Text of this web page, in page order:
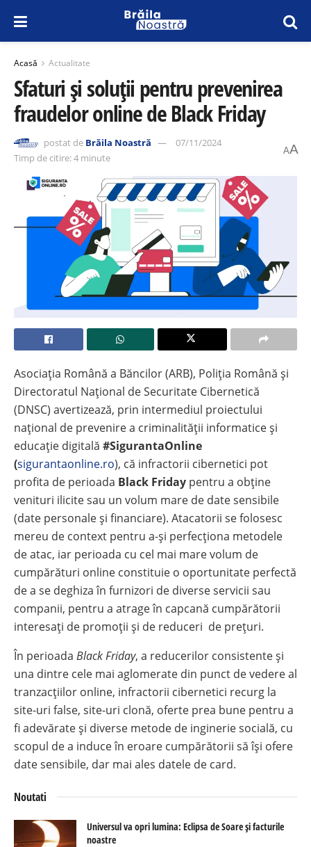
Acasă Actualitate
Sfaturi și soluții pentru prevenirea
fraudelor online de Black Friday
postat de Brăila Noastră
07/11/2024
Timp de citire: 4 minute
AA
Asociația Română a Băncilor (ARB), Poliția Română și
Directoratul Național de Securitate Cibernetică
(DNSC) avertizează, prin intermediul proiectului
național de prevenire a criminalității informatice și
educație digitală #SigurantaOnline
(sigurantaonline.ro), că infractorii cibernetici pot
profita de perioada Black Friday pentru a obține
venituri ilicite sau un volum mare de date sensibile
(date personale și financiare). Atacatorii se folosesc
mereu de context pentru a-și perfecționa metodele
de atac, iar perioada cu cel mai mare volum de
cumpărături online constituie o oportunitate perfectă
de a se deghiza în furnizori de diverse servicii sau
companii, pentru a atrage în capcană cumpărătorii
interesați de promoții și de reduceri de prețuri.
În perioada Black Friday, a reducerilor consistente și
una dintre cele mai aglomerate din punct de vedere al
tranzacțiilor online, infractorii cibernetici recurg la
site-uri false, site-uri clonă, oferte prea bune pentru a
fi adevărate și diverse metode de inginerie socială, cu
scopul de a induce în eroare cumpărătorii să își ofere
date sensibile, dar mai ales datele de card.
Noutati
Universul va opri lumina: Eclipsa de Soare și facturile
noastre